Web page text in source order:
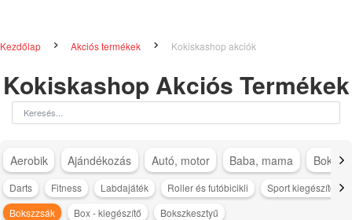
Kezdőlap Akciós termékek Kokiskashop akciók
Kokiskashop Akciós Termékek
Aerobik Ajándékozás Autó, motor Baba, mama
Darts Fitness Labdajáték Roller és futóbicikli
Sport kiegészítő
Bokszzsák
Box - kiegészítő Bokszkesztyű